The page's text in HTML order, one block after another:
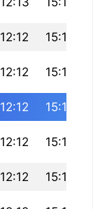
12:12 15:11
12:12 15:12
12:12 15:12
12:12 15:13
12:12 15:13